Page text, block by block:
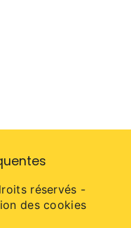
réservés -
des cookies